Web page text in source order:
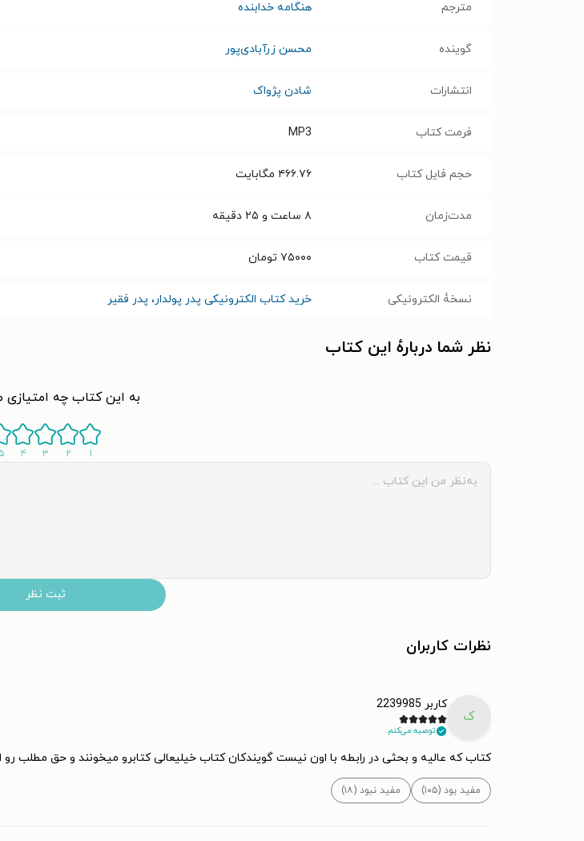
مترجم هنگامه خدابنده
گوینده محسن زرآبادی‌پور
انتشارات شادن پژواک
فرمت کتاب MP3
حجم فایل کتاب ۴۶۶.۷۶ مگابایت
مدت‌زمان ۸ ساعت و ۲۵ دقیقه
قیمت کتاب ۷۵۰۰۰ تومان
نسخۀ الکترونیکی خرید کتاب الکترونیکی پدر پولدار، پدر فقیر
نظر شما دربارهٔ این کتاب
به این کتاب چه
۱ ۲ ۳ ۴
ثبت نظر
نظرات کاربران
ک
کاربر 2239985
توصیه می‌کنم.
کتاب که عالیه و بحثی در رابطه با اون نیست گویندکان کتاب خیلیعالی کتابرو میخونند و حق مطلب
مفید بود (۱۰۵) مفید نبود (۱۸)